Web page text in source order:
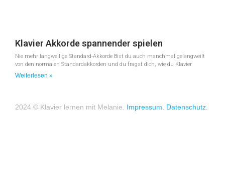
Klavier Akkorde spannender spielen
Nie mehr langweilige Standard-Akkorde Bist du auch manchmal gelangweilt
von den normalen Standardakkorden und du fragst dich, wie du Klavier
Weiterlesen »
2024 © Klavier lernen mit Melanie. Impressum. Datenschutz.